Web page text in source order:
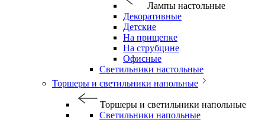
Лампы настольные
Декоративные
Детские
На прищепке
На струбцине
Офисные
Светильники настольные
Торшеры и светильники напольные
Торшеры и светильники напольные
Светильники напольные